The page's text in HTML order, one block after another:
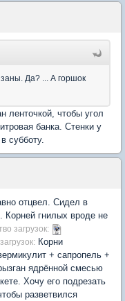
Да? ... А горшок
ленточкой, чтобы угол
банка. Стенки у
субботу.
отцвел. Сидел в
Корней гнилых вроде не
загрузок:
Корни
+ сапропель +
ядрённой смесью
Хочу его подрезать
разветвился